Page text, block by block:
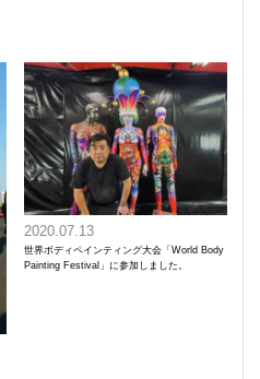
2020.07.13
世界ボディペインティング大会「World Body
Painting Festival」に参加しました。